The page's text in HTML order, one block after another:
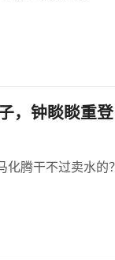
，钟睒睒重登
腾干不过卖水的？